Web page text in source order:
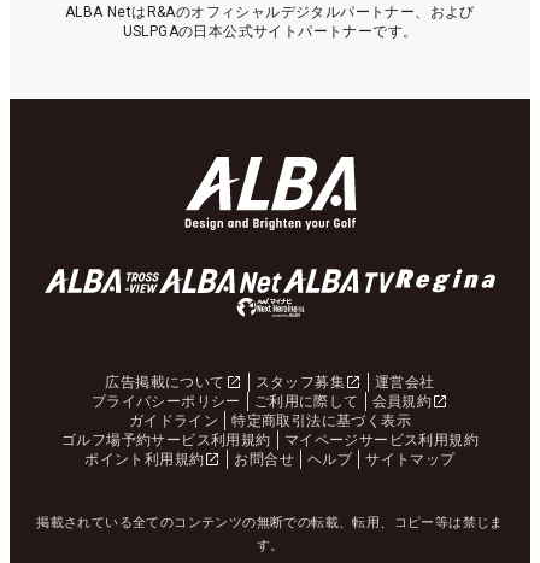
ALBA NetはR&Aのオフィシャルデジタルパートナー、および
USLPGAの日本公式サイトパートナーです。
広告掲載について スタッフ募集
運営会社
プライバシーポリシー
ご利用に際して
会員規約
ガイドライン
特定商取引法に基づく表示
ゴルフ場予約サービス利用規約
マイページサービス利用規約
ポイント利用規約
お問合せ ヘルプ サイトマップ
掲載されている全てのコンテンツの無断での転載、転用、コピー等は禁じま
す。